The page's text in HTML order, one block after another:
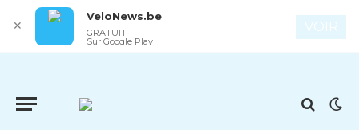
✕
VeloNews.be
GRATUIT
Sur Google Play
VOIR